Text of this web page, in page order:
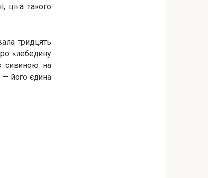
ціна такого
тридцять
«лебедину
сивиною на
— його єдина